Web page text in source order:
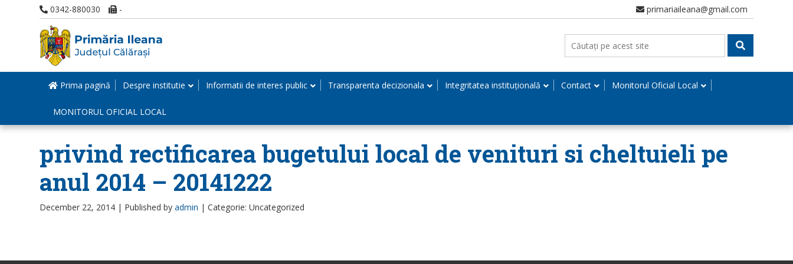
0342-880030 - primariaileana@gmail.com
Prima pagină Despre institutie Informatii de interes public Transparenta decizionala Integritatea instituțională Contact Monitorul Oficial Local
MONITORUL OFICIAL LOCAL
privind rectificarea bugetului local de venituri si cheltuieli pe
anul 2014 – 20141222
December 22, 2014 | Published by admin | Categorie: Uncategorized